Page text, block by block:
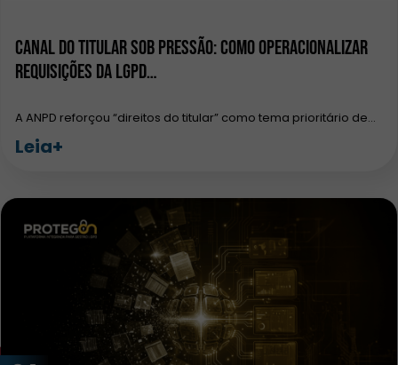
Canal do Titular sob pressão: como operacionalizar
requisições da LGPD…
A ANPD reforçou “direitos do titular” como tema prioritário de…
Leia+